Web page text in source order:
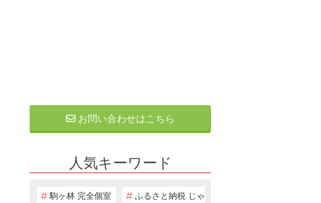
お問い合わせはこちら
人気キーワード
駒ヶ林 完全個室
ふるさと納税 じゃ